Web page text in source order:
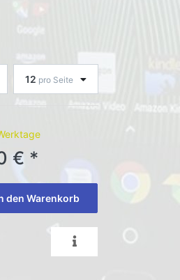
12 pro Seite
€ *
den Warenkorb